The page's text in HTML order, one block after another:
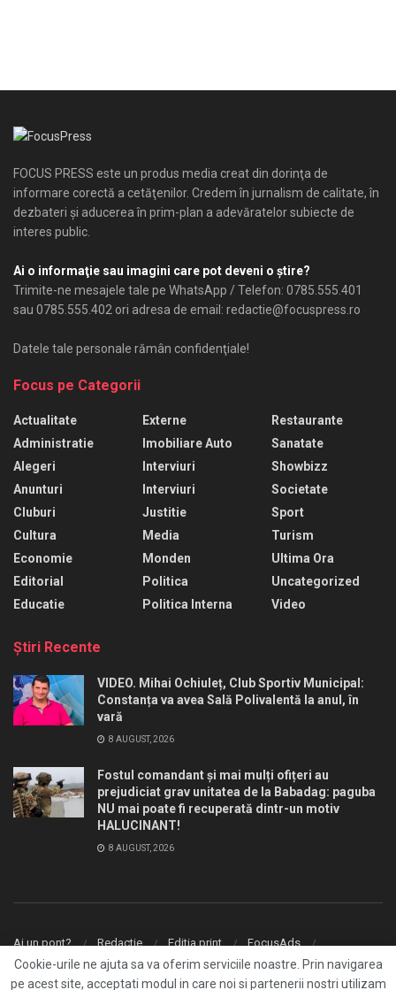
FOCUS PRESS este un produs media creat din dorinţa de
informare corectă a cetăţenilor. Credem în jurnalism de calitate, în
dezbateri şi aducerea în prim-plan a adevăratelor subiecte de
interes public.
Ai o informaţie sau imagini care pot deveni o ştire?
Trimite-ne mesajele tale pe WhatsApp / Telefon: 0785.555.401
sau 0785.555.402 ori adresa de email: redactie@focuspress.ro
Datele tale personale rămân confidenţiale!
Focus pe Categorii
Actualitate
Administratie
Alegeri
Anunturi
Cluburi
Cultura
Economie
Editorial
Educatie
Externe
Imobiliare Auto
Interviuri
Interviuri
Justitie
Media
Monden
Politica
Politica Interna
Restaurante
Sanatate
Showbizz
Societate
Sport
Turism
Ultima Ora
Uncategorized
Video
Ştiri Recente
VIDEO. Mihai Ochiuleț, Club Sportiv Municipal:
Constanța va avea Sală Polivalentă la anul, în
vară
8 AUGUST, 2026
Fostul comandant și mai mulți ofițeri au
prejudiciat grav unitatea de la Babadag: paguba
NU mai poate fi recuperată dintr-un motiv
HALUCINANT!
8 AUGUST, 2026
Ai un pont? Redactie Editia print
FocusAds
Agentie publicitate
Cookie-urile ne ajuta sa va oferim serviciile noastre. Prin navigarea
pe acest site, acceptati modul in care noi si partenerii nostri utilizam